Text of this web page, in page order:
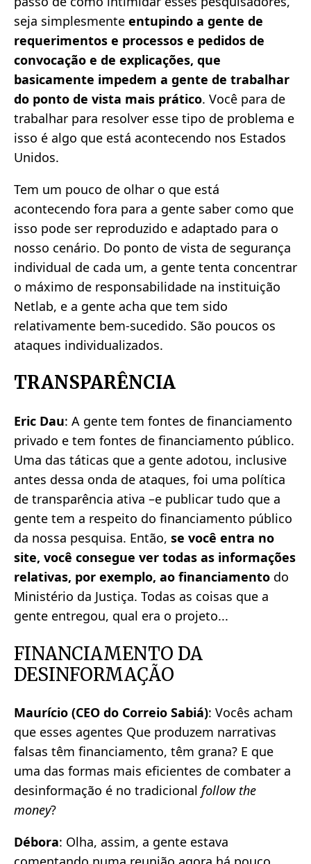
seja simplesmente entupindo a gente de
requerimentos e processos e pedidos de
convocação e de explicações, que
basicamente impedem a gente de trabalhar
do ponto de vista mais prático. Você para de
trabalhar para resolver esse tipo de problema e
isso é algo que está acontecendo nos Estados
Unidos.
Tem um pouco de olhar o que está
acontecendo fora para a gente saber como que
isso pode ser reproduzido e adaptado para o
nosso cenário. Do ponto de vista de segurança
individual de cada um, a gente tenta concentrar
o máximo de responsabilidade na instituição
Netlab, e a gente acha que tem sido
relativamente bem-sucedido. São poucos os
ataques individualizados.
TRANSPARÊNCIA
Eric Dau: A gente tem fontes de financiamento
privado e tem fontes de financiamento público.
Uma das táticas que a gente adotou, inclusive
antes dessa onda de ataques, foi uma política
de transparência ativa –e publicar tudo que a
gente tem a respeito do financiamento público
da nossa pesquisa. Então, se você entra no
site, você consegue ver todas as informações
relativas, por exemplo, ao financiamento do
Ministério da Justiça. Todas as coisas que a
gente entregou, qual era o projeto...
FINANCIAMENTO DA
DESINFORMAÇÃO
Maurício (CEO do Correio Sabiá): Vocês acham
que esses agentes Que produzem narrativas
falsas têm financiamento, têm grana? E que
uma das formas mais eficientes de combater a
desinformação é no tradicional follow the
money?
Débora: Olha, assim, a gente estava